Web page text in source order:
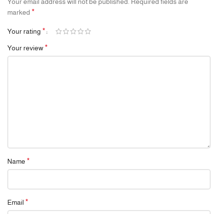
marked *
Your rating *
Your review*
Name *
Email *